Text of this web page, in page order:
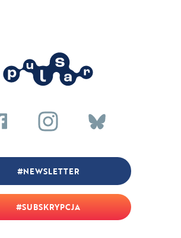
SUBSKRYPCJA
NEWSLETTER